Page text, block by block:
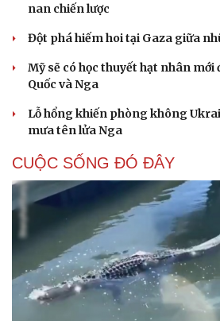
nan chiến lược
Đột phá hiếm hoi tại Gaza giữa
Mỹ sẽ có học thuyết hạt nhân mới
Quốc và Nga
Lỗ hổng khiến phòng không
mưa tên lửa Nga
CUỘC SỐNG ĐÓ ĐÂY